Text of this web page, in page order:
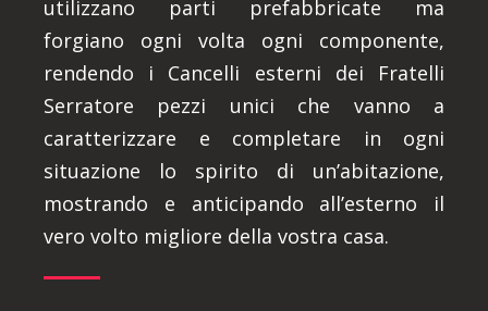
utilizzano parti prefabbricate ma
forgiano ogni volta ogni componente,
rendendo i Cancelli esterni dei Fratelli
Serratore pezzi unici che vanno a
caratterizzare e completare in ogni
situazione lo spirito di un’abitazione,
mostrando e anticipando all’esterno il
vero volto migliore della vostra casa.